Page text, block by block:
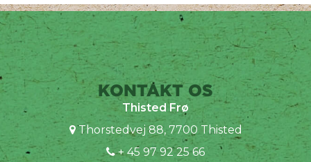
KONTAKT OS
Thisted Frø
Thorstedvej 88, 7700 Thisted
+ 45 97 92 25 66